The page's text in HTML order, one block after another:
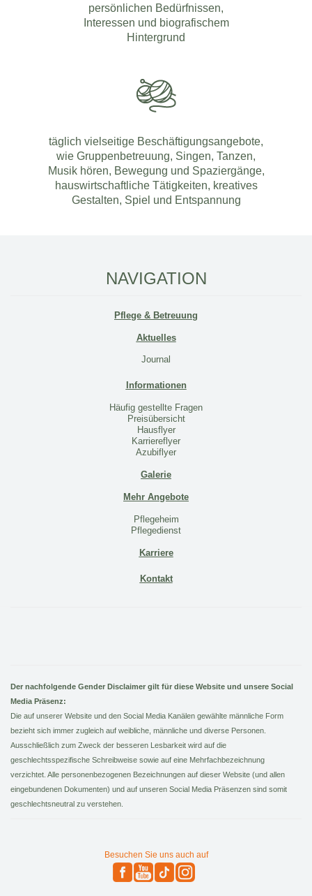
persönlichen Bedürfnissen,
Interessen und biografischem
Hintergrund
täglich vielseitige Beschäftigungsangebote,
wie Gruppenbetreuung, Singen, Tanzen,
Musik hören, Bewegung und Spaziergänge,
hauswirtschaftliche Tätigkeiten, kreatives
Gestalten, Spiel und Entspannung
NAVIGATION
Pflege & Betreuung
Aktuelles
Journal
Informationen
Häufig gestellte Fragen
Preisübersicht
Hausflyer
Karriereflyer
Azubiflyer
Galerie
Mehr Angebote
Pflegeheim
Pflegedienst
Karriere
Kontakt
Der nachfolgende Gender Disclaimer gilt für diese Website und unsere Social
Media Präsenz:
Die auf unserer Website und den Social Media Kanälen gewählte männliche Form
bezieht sich immer zugleich auf weibliche, männliche und diverse Personen.
Ausschließlich zum Zweck der besseren Lesbarkeit wird auf die
geschlechtsspezifische Schreibweise sowie auf eine Mehrfachbezeichnung
verzichtet. Alle personenbezogenen Bezeichnungen auf dieser Website (und allen
eingebundenen Dokumenten) und auf unseren Social Media Präsenzen sind somit
geschlechtsneutral zu verstehen.
Besuchen Sie uns auch auf